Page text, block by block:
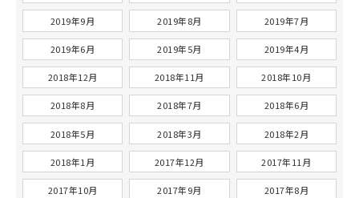
2019年9月 2019年8月 2019年7月
2019年6月 2019年5月 2019年4月
2018年12月 2018年11月 2018年10月
2018年8月 2018年7月 2018年6月
2018年5月 2018年3月 2018年2月
2018年1月 2017年12月 2017年11月
2017年10月 2017年9月 2017年8月